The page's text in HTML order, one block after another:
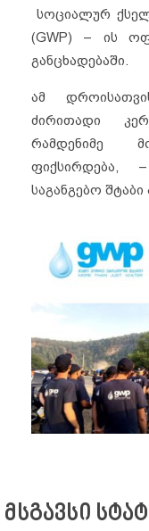
სოციალურ
(GWP) – ის
განცხადებაში.
ამ
ძირითადი
რამდენიმე
ფიქსირდება,
საგანგებო
მსგავსი